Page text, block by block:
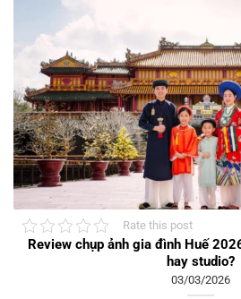
Rate this post
Review chụp ảnh gia đình Huế
hay studio?
03/03/2026